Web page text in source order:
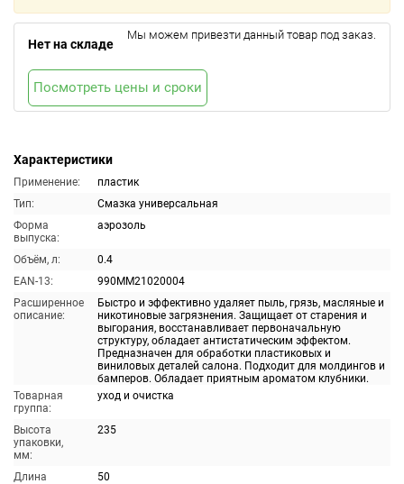
Характеристики
Применение:
пластик
Тип:
Смазка универсальная
Форма
выпуска:
аэрозоль
Объём, л:
0.4
EAN-13:
990MM21020004
Расширенное
описание:
Быстро и эффективно удаляет пыль, грязь, масляные и
никотиновые загрязнения. Защищает от старения и
выгорания, восстанавливает первоначальную
структуру, обладает антистатическим эффектом.
Предназначен для обработки пластиковых и
виниловых деталей салона. Подходит для молдингов и
бамперов. Обладает приятным ароматом клубники.
Товарная
группа:
уход и очистка
Высота
упаковки,
мм:
235
Длина
50
Нет на складе
Мы можем привезти данный товар под заказ.
Посмотреть цены и сроки